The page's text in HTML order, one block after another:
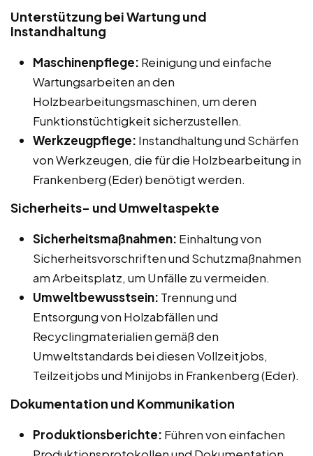
Unterstützung bei Wartung und
Instandhaltung
Maschinenpflege: Reinigung und einfache
Wartungsarbeiten an den
Holzbearbeitungsmaschinen, um deren
Funktionstüchtigkeit sicherzustellen.
Werkzeugpflege: Instandhaltung und Schärfen
von Werkzeugen, die für die Holzbearbeitung in
Frankenberg (Eder) benötigt werden.
Sicherheits- und Umweltaspekte
Sicherheitsmaßnahmen: Einhaltung von
Sicherheitsvorschriften und Schutzmaßnahmen
am Arbeitsplatz, um Unfälle zu vermeiden.
Umweltbewusstsein: Trennung und
Entsorgung von Holzabfällen und
Recyclingmaterialien gemäß den
Umweltstandards bei diesen Vollzeitjobs,
Teilzeitjobs und Minijobs in Frankenberg (Eder).
Dokumentation und Kommunikation
Produktionsberichte: Führen von einfachen